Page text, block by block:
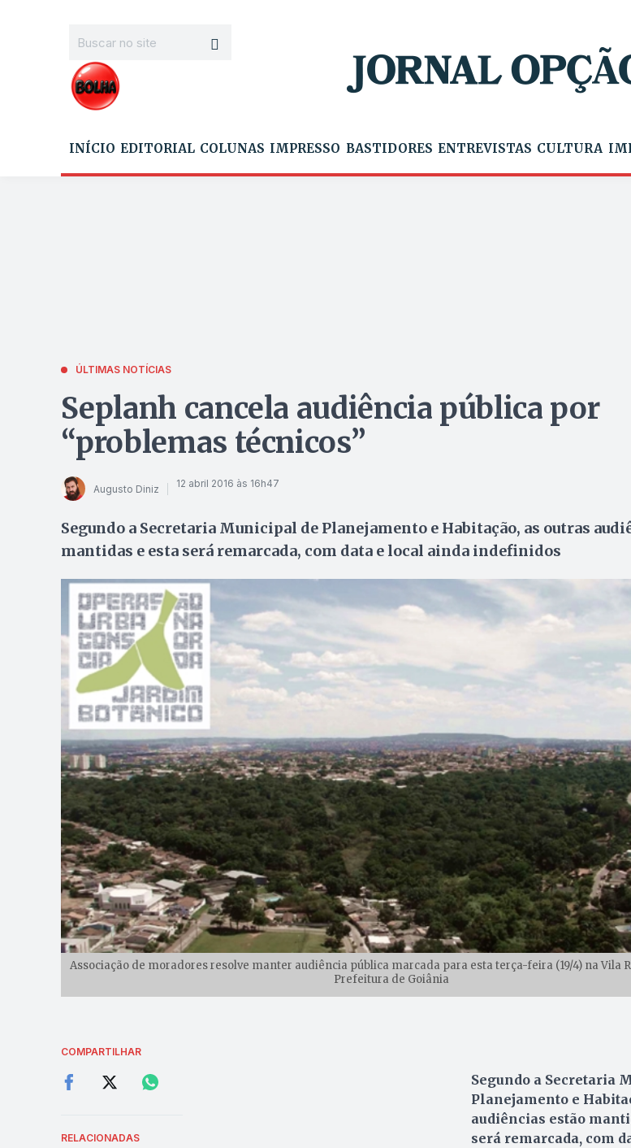
INÍCIO EDITORIAL COLUNAS IMPRESSO BASTIDORES ENTREVISTAS CULTURA
ÚLTIMAS NOTÍCIAS
Seplanh cancela audiência pública por
“problemas técnicos”
Augusto Diniz 12 abril 2016 às 16h47
Segundo a Secretaria Municipal de Planejamento e Habitação, as outras
mantidas e esta será remarcada, com data e local ainda indefinidos
Associação de moradores resolve manter audiência pública marcada para esta terça-feira (19/4) na Vila
Prefeitura de Goiânia
COMPARTILHAR
RELACIONADAS
Segundo a Secretaria
Planejamento e
audiências estão
será remarcada, com